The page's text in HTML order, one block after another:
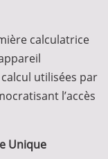
calculatrice
utilisées par
l’accès
Unique